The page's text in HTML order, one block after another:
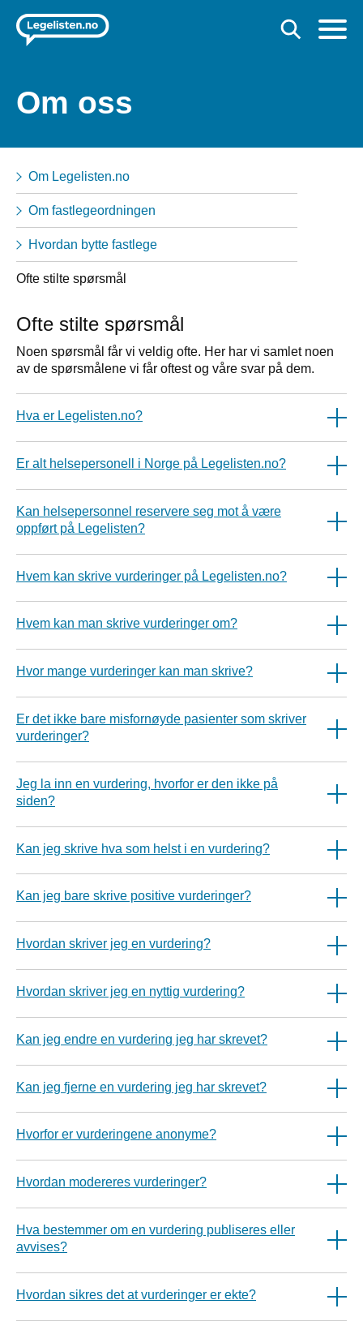
Om oss
Om Legelisten.no
Om fastlegeordningen
Hvordan bytte fastlege
Ofte stilte spørsmål
Ofte stilte spørsmål
Noen spørsmål får vi veldig ofte. Her har vi samlet noen
av de spørsmålene vi får oftest og våre svar på dem.
Hva er Legelisten.no?
Er alt helsepersonell i Norge på Legelisten.no?
Kan helsepersonnel reservere seg mot å være
oppført på Legelisten?
Hvem kan skrive vurderinger på Legelisten.no?
Hvem kan man skrive vurderinger om?
Hvor mange vurderinger kan man skrive?
Er det ikke bare misfornøyde pasienter som skriver
vurderinger?
Jeg la inn en vurdering, hvorfor er den ikke på
siden?
Kan jeg skrive hva som helst i en vurdering?
Kan jeg bare skrive positive vurderinger?
Hvordan skriver jeg en vurdering?
Hvordan skriver jeg en nyttig vurdering?
Kan jeg endre en vurdering jeg har skrevet?
Kan jeg fjerne en vurdering jeg har skrevet?
Hvorfor er vurderingene anonyme?
Hvordan modereres vurderinger?
Hva bestemmer om en vurdering publiseres eller
avvises?
Hvordan sikres det at vurderinger er ekte?